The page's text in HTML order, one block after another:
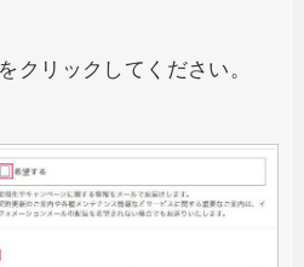
クリックしてください。